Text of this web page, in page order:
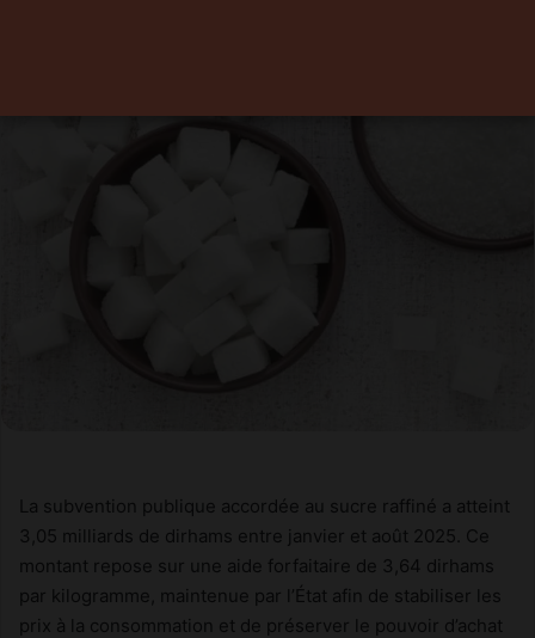
La subvention publique accordée au sucre raffiné a atteint
3,05 milliards de dirhams entre janvier et août 2025. Ce
montant repose sur une aide forfaitaire de 3,64 dirhams
par kilogramme, maintenue par l’État afin de stabiliser les
prix à la consommation et de préserver le pouvoir d’achat